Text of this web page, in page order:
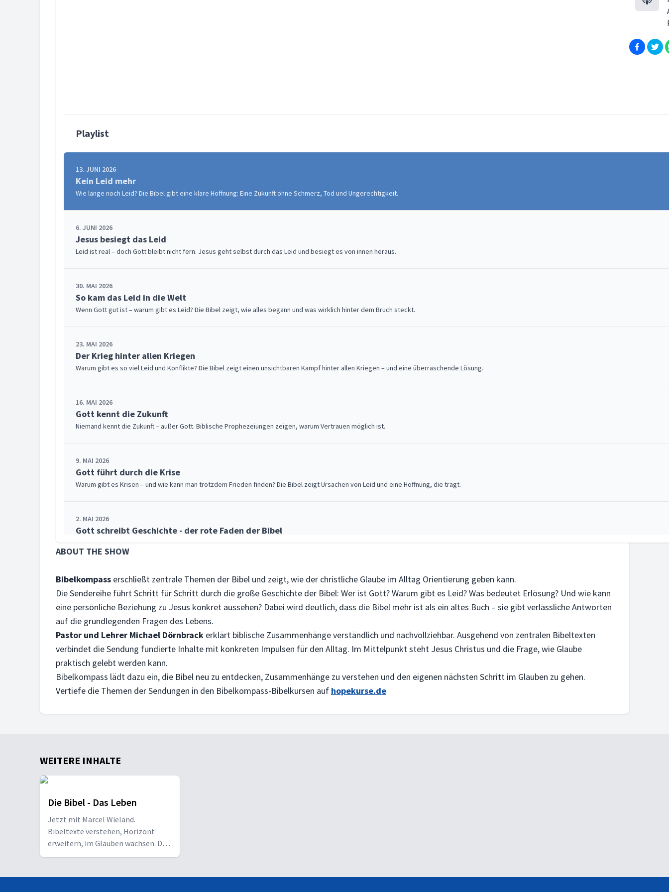
Playlist
13. JUNI 2026
Kein Leid mehr
Wie lange noch Leid? Die Bibel gibt eine klare Hoffnung: Eine Zukunft ohne Schmerz, Tod und Ungerechtigkeit.
6. JUNI 2026
Jesus besiegt das Leid
Leid ist real – doch Gott bleibt nicht fern. Jesus geht selbst durch das Leid und besiegt es von innen heraus.
30. MAI 2026
So kam das Leid in die Welt
Wenn Gott gut ist – warum gibt es Leid? Die Bibel zeigt, wie alles begann und was wirklich hinter dem Bruch steckt.
23. MAI 2026
Der Krieg hinter allen Kriegen
Warum gibt es so viel Leid und Konflikte? Die Bibel zeigt einen unsichtbaren Kampf hinter allen Kriegen – und eine überraschende Lösung.
16. MAI 2026
Gott kennt die Zukunft
Niemand kennt die Zukunft – außer Gott. Biblische Prophezeiungen zeigen, warum Vertrauen möglich ist.
9. MAI 2026
Gott führt durch die Krise
Warum gibt es Krisen – und wie kann man trotzdem Frieden finden? Die Bibel zeigt Ursachen von Leid und eine Hoffnung, die trägt.
2. MAI 2026
Gott schreibt Geschichte - der rote Faden der Bibel
25. APRIL 2026
Gott lässt sich erleben
Lukas 5 zeigt: Gott bleibt nicht Theorie. Wer hört, vertraut und handelt, erlebt seine Nähe und Veränderung.
18. APRIL 2026
Gott lässt sich sehen
Wie lässt sich der unsichtbare Gott erkennen? Das Johannesevangelium gibt eine klare Antwort!
11. APRIL 2026
Gott stellt sich vor - wer ist er wirklich?
Wie ist Gott wirklich? Lukas 15 zeigt einen Vater, der sucht, wartet und sich freut. Ein Gottesbild, das Glauben und Leben prägt.
ABOUT THE SHOW
Bibelkompass erschließt zentrale Themen der Bibel und zeigt, wie der christliche Glaube im Alltag Orientierung geben kann.
Die Sendereihe führt Schritt für Schritt durch die große Geschichte der Bibel: Wer ist Gott? Warum gibt es Leid? Was bedeutet Erlösung? Und wie kann
eine persönliche Beziehung zu Jesus konkret aussehen? Dabei wird deutlich, dass die Bibel mehr ist als ein altes Buch – sie gibt verlässliche Antworten
auf die grundlegenden Fragen des Lebens.
Pastor und Lehrer Michael Dörnbrack erklärt biblische Zusammenhänge verständlich und nachvollziehbar. Ausgehend von zentralen Bibeltexten
verbindet die Sendung fundierte Inhalte mit konkreten Impulsen für den Alltag. Im Mittelpunkt steht Jesus Christus und die Frage, wie Glaube
praktisch gelebt werden kann.
Bibelkompass lädt dazu ein, die Bibel neu zu entdecken, Zusammenhänge zu verstehen und den eigenen nächsten Schritt im Glauben zu gehen.
Vertiefe die Themen der Sendungen in den Bibelkompass-Bibelkursen auf hopekurse.de
WEITERE INHALTE
Die Bibel - Das Leben
Jetzt mit Marcel Wieland.
Bibeltexte verstehen, Horizont
erweitern, im Glauben wachsen. Die
wöchentliche Bibel-Talkrunde.